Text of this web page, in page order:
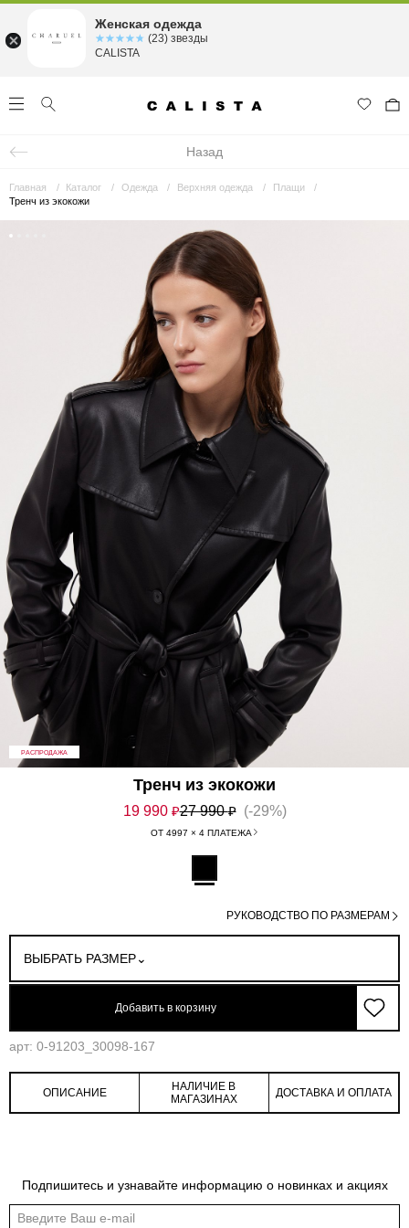
Назад
Главная Каталог Одежда Верхняя одежда
Плащи
Тренч из экокожи
РАСПРОДАЖА
Тренч из экокожи
19 990 ₽27 990₽ (-29%)
ОТ 4997 × 4 ПЛАТЕЖА
ВЫБРАТЬ РАЗМЕР
РУКОВОДСТВО ПО РАЗМЕРАМ
Добавить в корзину
арт: 0-91203_30098-167
Индивидуальные обмеры изделия помогут более точно выбрать подходящий
ОПИСАНИЕ
НАЛИЧИЕ В
МАГАЗИНАХ
ДОСТАВКА И ОПЛАТА
Подпишитесь и узнавайте информацию о новинках и акциях
Женская одежда
☆☆☆☆☆
★★★★★ (23) звезды
CALISTA